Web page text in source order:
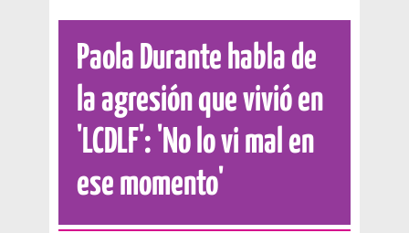
Paola Durante habla de
la agresión que vivió en
'LCDLF': 'No lo vi mal en
ese momento'